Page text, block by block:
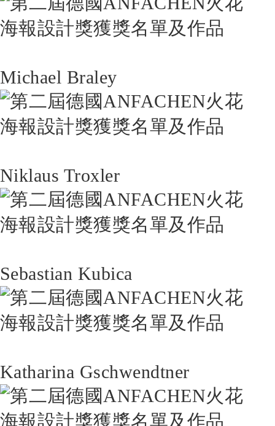
Michael Braley
Niklaus Troxler
Sebastian Kubica
Katharina Gschwendtner